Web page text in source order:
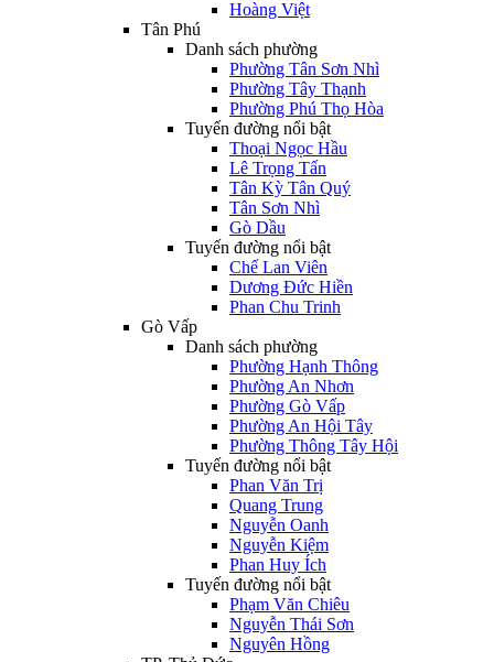
Hoàng Việt
Tân Phú
Danh sách phường
Phường Tân Sơn Nhì
Phường Tây Thạnh
Phường Phú Thọ Hòa
Tuyến đường nổi bật
Thoại Ngọc Hầu
Lê Trọng Tấn
Tân Kỳ Tân Quý
Tân Sơn Nhì
Gò Dầu
Tuyến đường nổi bật
Chế Lan Viên
Dương Đức Hiền
Phan Chu Trinh
Gò Vấp
Danh sách phường
Phường Hạnh Thông
Phường An Nhơn
Phường Gò Vấp
Phường An Hội Tây
Phường Thông Tây Hội
Tuyến đường nổi bật
Phan Văn Trị
Quang Trung
Nguyễn Oanh
Nguyễn Kiệm
Phan Huy Ích
Tuyến đường nổi bật
Phạm Văn Chiêu
Nguyễn Thái Sơn
Nguyên Hồng